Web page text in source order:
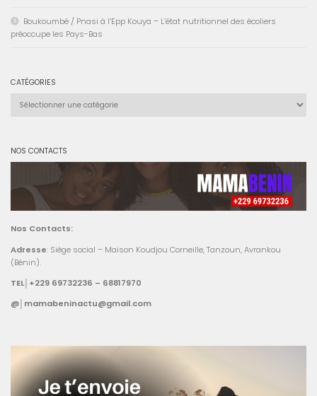
Boukoumbé / Pnasi à l’Epp Kouya – L’état nutritionnel des écoliers
préoccupe les Pays-Bas
CATÉGORIES
NOS CONTACTS
Nos Contacts:
Adresse: Siège social – Maison Koudjou Corneille, Tanzoun, Avrankou
(Bénin).
TEL│+229 69732236 – 68817970
@│mamabeninactu@gmail.com